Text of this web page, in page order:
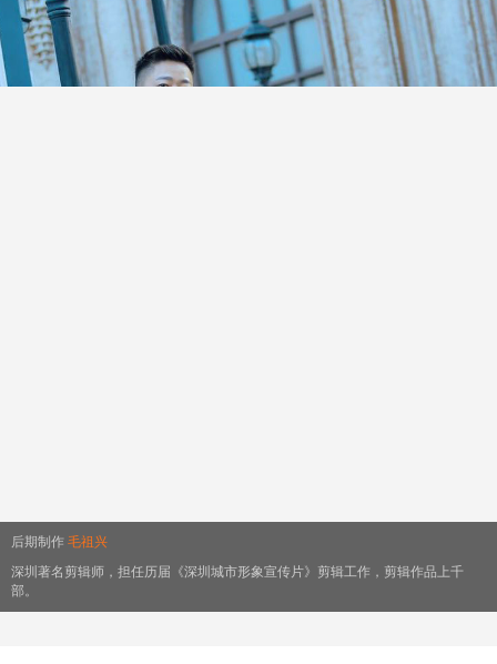
后期制作 毛祖兴
深圳著名剪辑师，担任历届《深圳城市形象宣传片》剪辑工作，剪辑作品上千
部。